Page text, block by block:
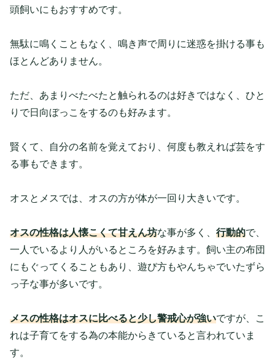
頭飼いにもおすすめです。
無駄に鳴くこともなく、鳴き声で周りに迷惑を掛ける事も
ほとんどありません。
ただ、あまりべたべたと触られるのは好きではなく、ひと
りで日向ぼっこをするのも好みます。
賢くて、自分の名前を覚えており、何度も教えれば芸をす
る事もできます。
オスとメスでは、オスの方が体が一回り大きいです。
オスの性格は人懐こくて甘えん坊な事が多く、 行動的で、
一人でいるより人がいるところを好みます。飼い主の布団
にもぐってくることもあり、遊び方もやんちゃでいたずら
っ子な事が多いです。
メスの性格はオスに比べると少し警戒心が強いですが、こ
れは子育てをする為の本能からきていると言われていま
す。